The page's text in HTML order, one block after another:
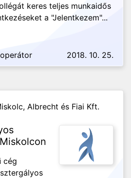
keres teljes munkaidős
a "Jelentkezem"...
2018. 10. 25.
Albrecht és Fiai Kft.
cég